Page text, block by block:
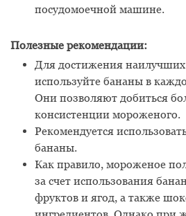
посудомоечной машине.
Полезные рекомендации:
Для достижения наилучших
используйте бананы в
Они позволяют добиться
консистенции мороженого.
Рекомендуется
бананы.
Как правило, мороженое
за счет использования
фруктов и ягод, а также